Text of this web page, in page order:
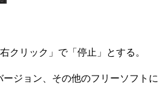
クリック」で「停止」とする。
ジョン、その他のフリーソフトに